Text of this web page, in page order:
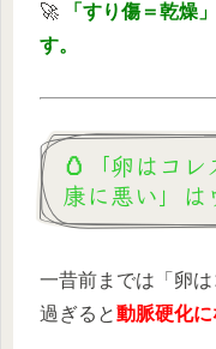
🚀
「すり傷＝乾燥
す。
🥚「卵はコ
康に悪い」は
一昔前までは「卵
過ぎると動脈硬化に